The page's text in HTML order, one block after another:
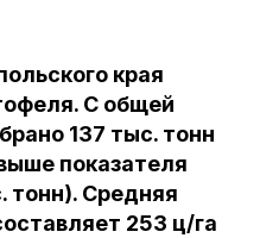
края
С общей
137 тыс. тонн
показателя
тонн). Средняя
253 ц/га